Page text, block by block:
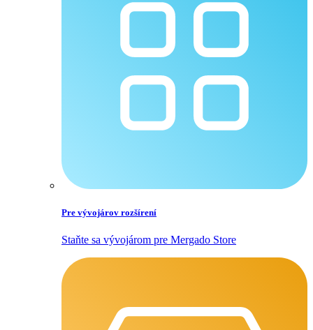
Pre vývojárov rozšírení
Staňte sa vývojárom pre Mergado Store